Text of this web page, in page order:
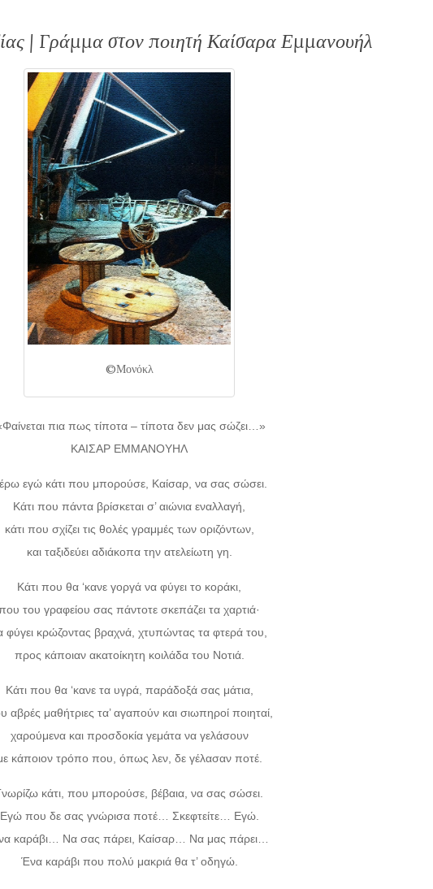
| Γράμμα στον ποιητή Καίσαρα Εμμανουήλ
©Μονόκλ
πια πως τίποτα – τίποτα δεν μας σώζει…»
ΚΑΙΣΑΡ ΕΜΜΑΝΟΥΗΛ
εγώ κάτι που μπορούσε, Καίσαρ, να σας σώσει.
Κάτι που πάντα βρίσκεται σ’ αιώνια εναλλαγή,
κάτι που σχίζει τις θολές γραμμές των οριζόντων,
και ταξιδεύει αδιάκοπα την ατελείωτη γη.
Κάτι που θα ‘κανε γοργά να φύγει το κοράκι,
του γραφείου σας πάντοτε σκεπάζει τα χαρτιά·
φύγει κρώζοντας βραχνά, χτυπώντας τα φτερά του,
προς κάποιαν ακατοίκητη κοιλάδα του Νοτιά.
Κάτι που θα ‘κανε τα υγρά, παράδοξά σας μάτια,
αβρές μαθήτριες τα’ αγαπούν και σιωπηροί ποιηταί,
χαρούμενα και προσδοκία γεμάτα να γελάσουν
κάποιον τρόπο που, όπως λεν, δε γέλασαν ποτέ.
κάτι, που μπορούσε, βέβαια, να σας σώσει.
Εγώ που δε σας γνώρισα ποτέ… Σκεφτείτε… Εγώ.
καράβι… Να σας πάρει, Καίσαρ… Να μας πάρει…
Ένα καράβι που πολύ μακριά θα τ’ οδηγώ.